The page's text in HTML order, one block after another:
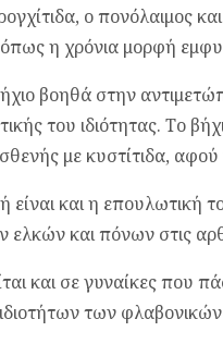
ο πονόλαιμος
η χρόνια μορφή
βοηθά στην
του ιδιότητας. Το
με κυστίτιδα, αφού
είναι και η
και πόνων στις
και σε γυναίκες που
των